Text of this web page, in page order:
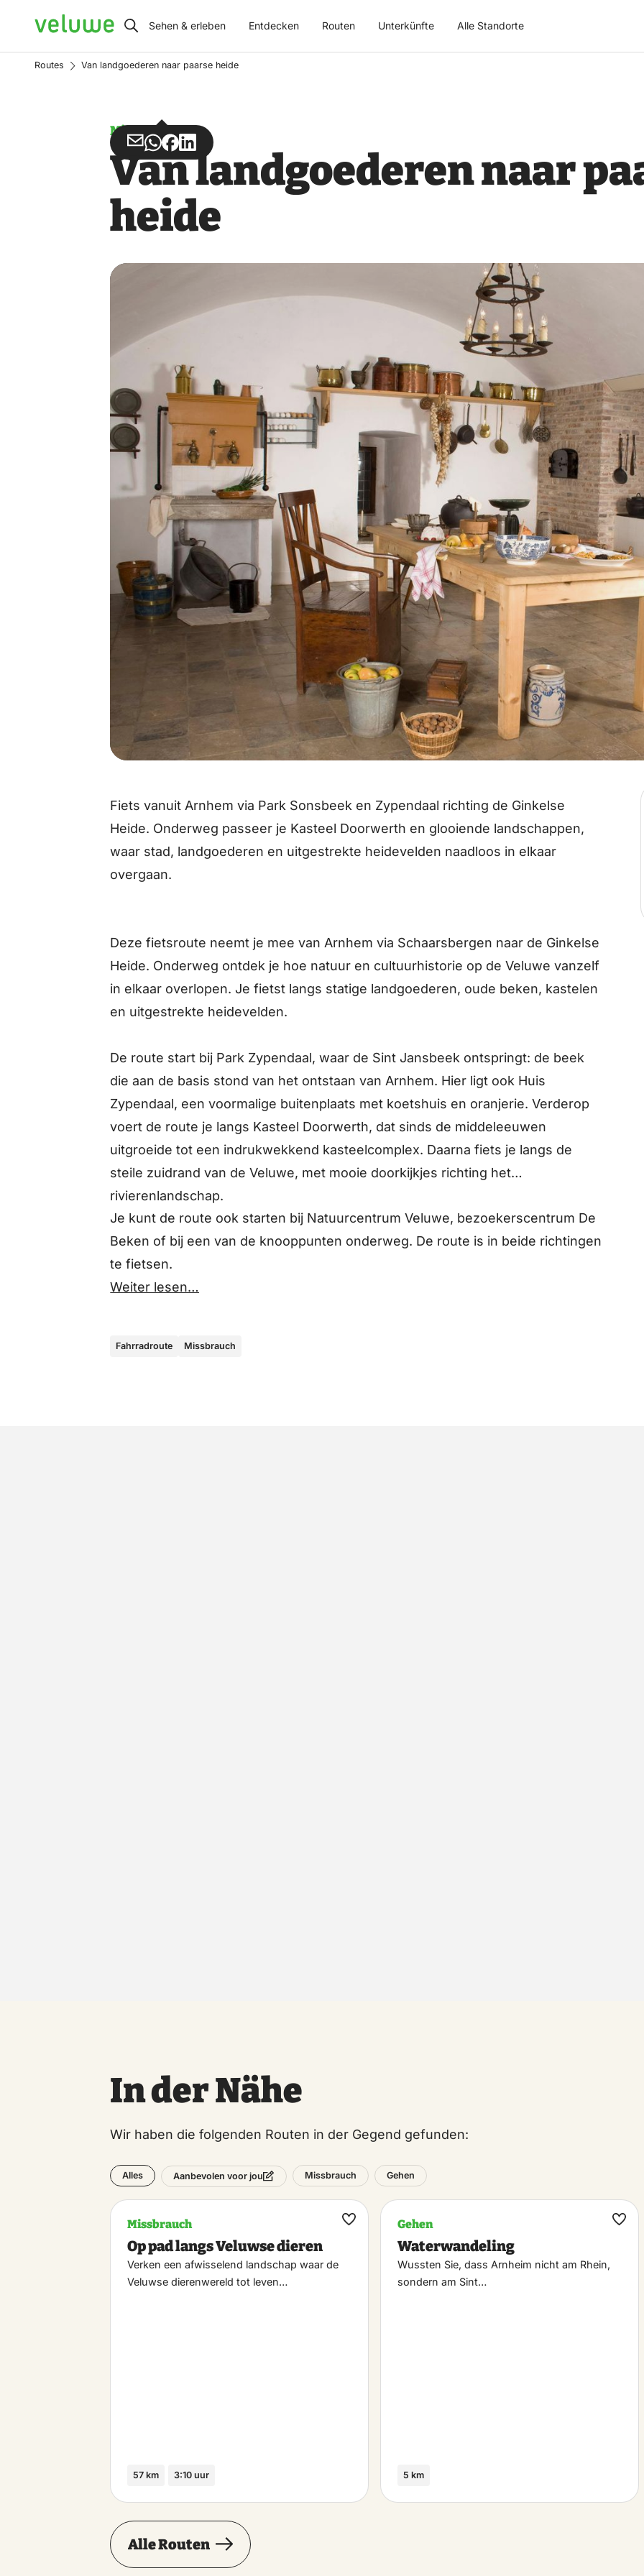
Veluwe Sehen & erleben Entdecken Routen Unterkünfte Alle Standorte
Routes Van landgoederen naar paarse heide
Missbrauch
Teilen
über
Teilen
über
Teilen
auf
Teilen
auf
Van landgoederen naar
heide
Fiets vanuit Arnhem via Park Sonsbeek en Zypendaal richting de Ginkelse
Heide. Onderweg passeer je Kasteel Doorwerth en glooiende landschappen,
waar stad, landgoederen en uitgestrekte heidevelden naadloos in elkaar
overgaan.
Deze fietsroute neemt je mee van Arnhem via Schaarsbergen naar de Ginkelse
Heide. Onderweg ontdek je hoe natuur en cultuurhistorie op de Veluwe vanzelf
in elkaar overlopen. Je fietst langs statige landgoederen, oude beken, kastelen
en uitgestrekte heidevelden.
De route start bij Park Zypendaal, waar de Sint Jansbeek ontspringt: de beek
die aan de basis stond van het ontstaan van Arnhem. Hier ligt ook Huis
Zypendaal, een voormalige buitenplaats met koetshuis en oranjerie. Verderop
voert de route je langs Kasteel Doorwerth, dat sinds de middeleeuwen
uitgroeide tot een indrukwekkend kasteelcomplex. Daarna fiets je langs de
steile zuidrand van de Veluwe, met mooie doorkijkjes richting het
rivierenlandschap.
Je kunt de route ook starten bij Natuurcentrum Veluwe, bezoekerscentrum De
Beken of bij een van de knooppunten onderweg. De route is in beide richtingen
te fietsen.
Weiter lesen…
Fahrradroute Missbrauch
In der Nähe
Wir haben die folgenden Routen in der Gegend gefunden:
Alles Aanbevolen voor jou Missbrauch Gehen
Missbrauch
Op pad langs Veluwse dieren
Verken een afwisselend landschap waar de
Veluwse dierenwereld tot leven…
57 km 3:10 uur
Maak
Gehen
Waterwandeling
Wussten Sie, dass Arnheim nicht am Rhein,
sondern am Sint…
5 km
Maak
Alle Routen